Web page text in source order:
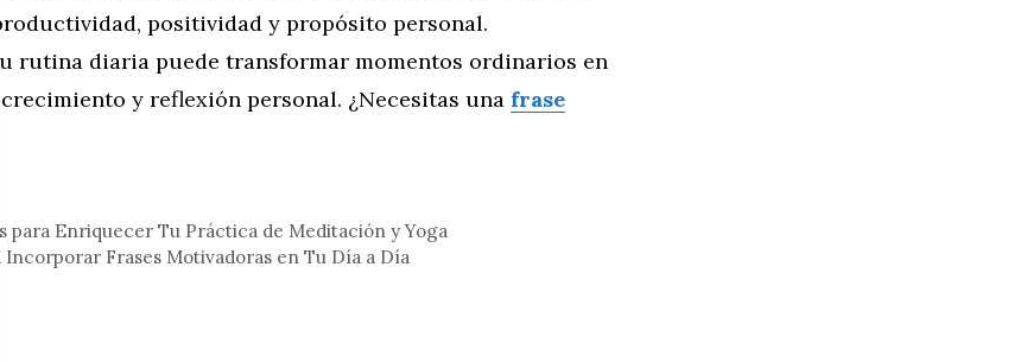
positividad y propósito personal.
rutina diaria puede transformar momentos ordinarios en
y reflexión personal. ¿Necesitas una frase
para Enriquecer Tu Práctica de Meditación y Yoga
Frases Motivadoras en Tu Día a Día